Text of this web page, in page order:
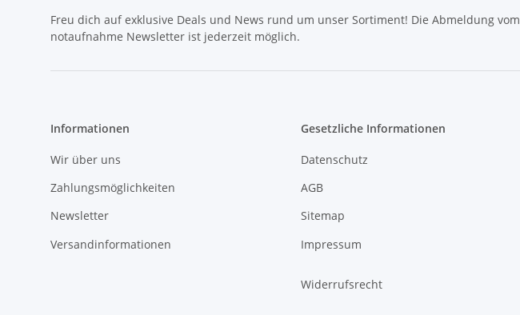
Freu dich auf exklusive Deals und News rund um unser Sortiment! Die Abmeldung vom
notaufnahme Newsletter ist jederzeit möglich.
Informationen
Wir über uns
Zahlungsmöglichkeiten
Newsletter
Versandinformationen
Gesetzliche Informationen
Datenschutz
AGB
Sitemap
Impressum
Widerrufsrecht